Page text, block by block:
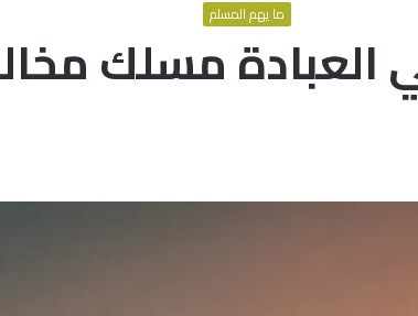
ما يهم المسلم
العبادة مسلك